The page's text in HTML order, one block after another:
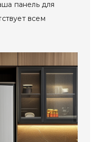
панель для
всем